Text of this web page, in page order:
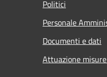
Politici
Personale
Documenti e dati
Attuazione misure